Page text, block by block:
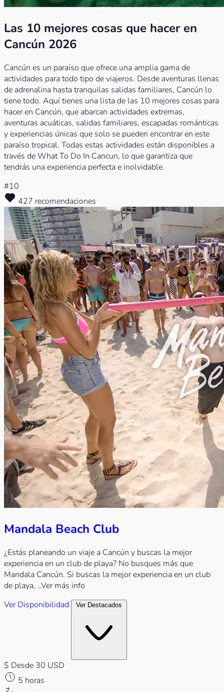
Las 10 mejores cosas que hacer en
Cancún 2026
Cancún es un paraíso que ofrece una amplia gama de
actividades para todo tipo de viajeros. Desde aventuras llenas
de adrenalina hasta tranquilas salidas familiares, Cancún lo
tiene todo. Aquí tienes una lista de las 10 mejores cosas para
hacer en Cancún, que abarcan actividades extremas,
aventuras acuáticas, salidas familiares, escapadas románticas
y experiencias únicas que solo se pueden encontrar en este
paraíso tropical. Todas estas actividades están disponibles a
través de What To Do In Cancun, lo que garantiza que
tendrás una experiencia perfecta e inolvidable.
#10
427 recomendaciones
Mandala Beach Club
¿Estás planeando un viaje a Cancún y buscas la mejor
experiencia en un club de playa? No busques más que
Mandala Cancún. Si buscas la mejor experiencia en un club
de playa, ..Ver más info
Ver Disponibilidad
$ Desde 30 USD
5 horas